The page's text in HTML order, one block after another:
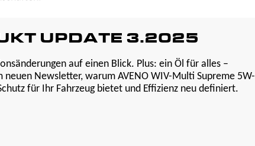
UPDATE 3.2025
auf einen Blick. Plus: ein Öl für alles –
neuen Newsletter, warum AVENO WIV-Multi Supreme 5W-
für Ihr Fahrzeug bietet und Effizienz neu definiert.